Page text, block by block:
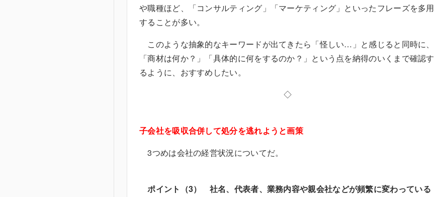
や職種ほど、「コンサルティング」「マーケティング」といったフレーズを多用
することが多い。
このような抽象的なキーワードが出てきたら「怪しい…」と感じると同時に、
「商材は何か？」「具体的に何をするのか？」という点を納得のいくまで確認す
るように、おすすめしたい。
◇
子会社を吸収合併して処分を逃れようと画策
3つめは会社の経営状況についてだ。
ポイント（3） 社名、代表者、業務内容や親会社などが頻繁に変わっている